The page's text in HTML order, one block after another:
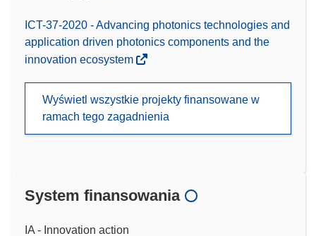
ICT-37-2020 - Advancing photonics technologies and
application driven photonics components and the
innovation ecosystem
Wyświetl wszystkie projekty finansowane w
ramach tego zagadnienia
System finansowania
IA - Innovation action